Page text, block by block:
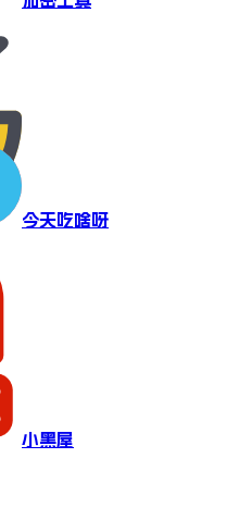
今天吃啥呀
小黑屋